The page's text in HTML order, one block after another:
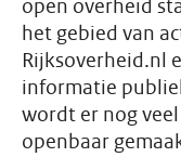
open overheid
het gebied van
Rijksoverheid.nl
informatie
wordt er nog
openbaar